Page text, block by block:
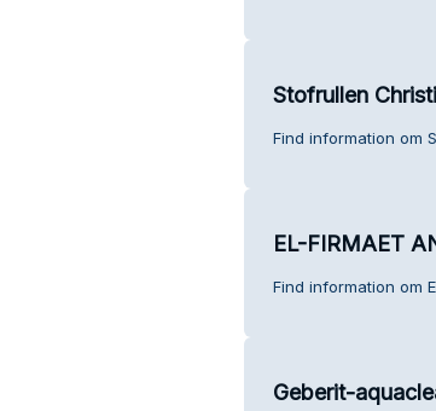
Stofrullen
Find information om
EL-FIRMAET
Find information om
Geberit-